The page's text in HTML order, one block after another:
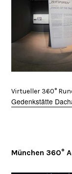
Virtueller 360°
Gedenkstätte
München 360°